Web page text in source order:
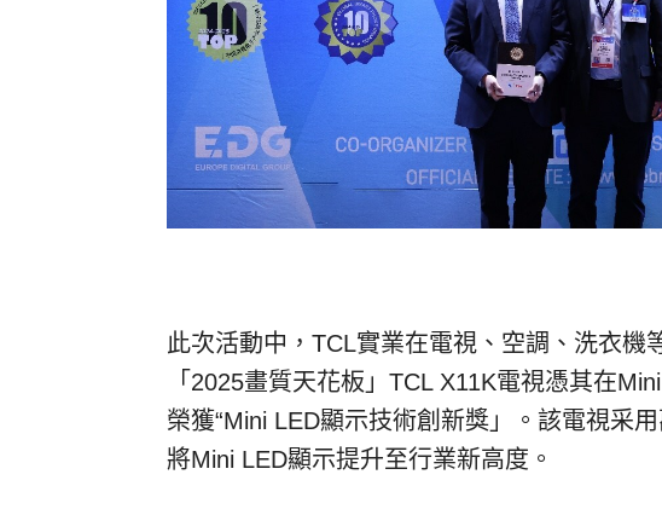
此次活動中， TCL實業在電視、空調、洗衣機
「 2025畫質天花板」 TCL X11K電視憑其在
榮獲“Mini LED顯示技術創新獎」
。該電視采
將Mini LED顯示提升至行業新高度。